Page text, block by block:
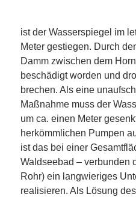
ist der Wasserspiegel im
Meter gestiegen. Durch
Damm zwischen dem
beschädigt worden und
brechen. Als eine
Maßnahme muss der
um ca. einen Meter
herkömmlichen Pumpen
ist das bei einer
Waldseebad – verbunden
Rohr) ein langwieriges
realisieren. Als Lösung